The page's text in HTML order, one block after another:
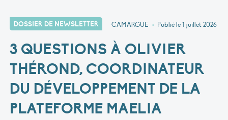
DOSSIER DE NEWSLETTER CAMARGUE • Publié le1 juillet 2026
3 QUESTIONS À OLIVIER
THÉROND, COORDINATEUR
DU DÉVELOPPEMENT DE LA
PLATEFORME MAELIA